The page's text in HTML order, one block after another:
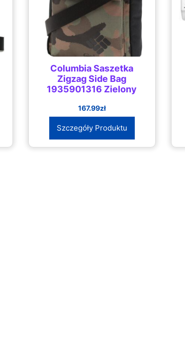
Columbia Saszetka
Zigzag Side Bag
1935901316 Zielony
167.99zł
Szczegóły Produktu